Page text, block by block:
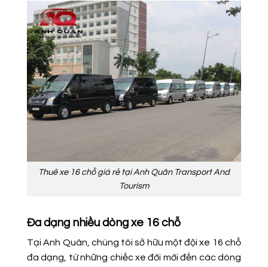
Thuê xe 16 chỗ giá rẻ tại Anh Quân Transport And
Tourism
Đa dạng nhiều dòng xe 16 chỗ
Tại Anh Quân, chúng tôi sở hữu một đội xe 16 chỗ
đa dạng, từ những chiếc xe đời mới đến các dòng